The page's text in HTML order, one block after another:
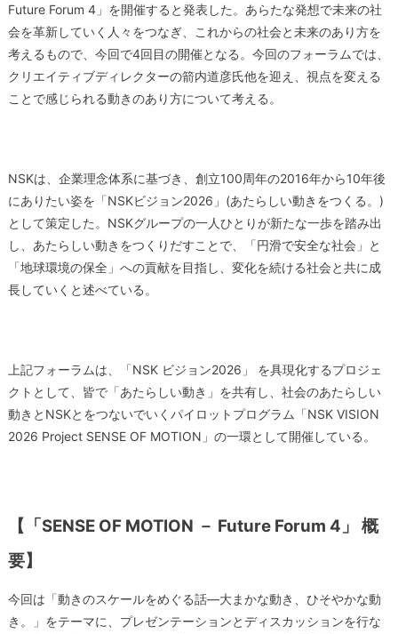
Future Forum 4」を開催すると発表した。あらたな発想で未来の社
会を革新していく人々をつなぎ、これからの社会と未来のあり方を
考えるもので、今回で4回目の開催となる。今回のフォーラムでは、
クリエイティブディレクターの箭内道彦氏他を迎え、視点を変える
ことで感じられる動きのあり方について考える。
NSKは、企業理念体系に基づき、創立100周年の2016年から10年後
にありたい姿を「NSKビジョン2026」(あたらしい動きをつくる。)
として策定した。NSKグループの一人ひとりが新たな一歩を踏み出
し、あたらしい動きをつくりだすことで、「円滑で安全な社会」と
「地球環境の保全」への貢献を目指し、変化を続ける社会と共に成
長していくと述べている。
上記フォーラムは、「NSK ビジョン2026」 を具現化するプロジェ
クトとして、皆で「あたらしい動き」を共有し、社会のあたらしい
動きとNSKとをつないでいくパイロットプログラム「NSK VISION
2026 Project SENSE OF MOTION」の一環として開催している。
【「SENSE OF MOTION － Future Forum 4」 概
要】
今回は「動きのスケールをめぐる話―大まかな動き、ひそやかな動
き。」をテーマに、プレゼンテーションとディスカッションを行な